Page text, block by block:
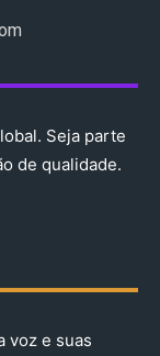
Seja parte
de qualidade.
voz e suas